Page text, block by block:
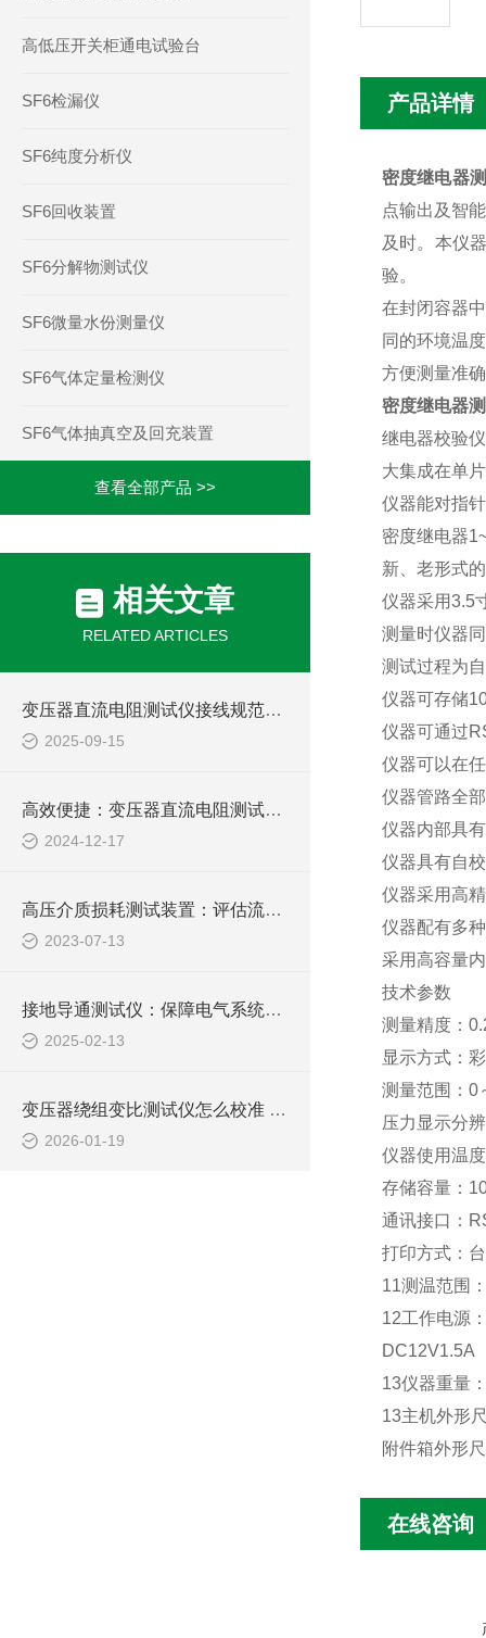
高低压开关柜通电试验台
SF6检漏仪
SF6纯度分析仪
SF6回收装置
SF6分解物测试仪
SF6微量水份测量仪
SF6气体定量检测仪
SF6气体抽真空及回充装置
查看全部产品 >>
相关文章
RELATED ARTICLES
变压器直流电阻测试仪接线规范与常见误差排除方法
2025-09-15
高效便捷：变压器直流电阻测试仪，电力检测的新选择
2024-12-17
高压介质损耗测试装置：评估流体输送过程中的能量损失
2023-07-13
接地导通测试仪：保障电气系统稳定运行的关键工具
2025-02-13
变压器绕组变比测试仪怎么校准 实验室与现场校准方法
2026-01-19
产品详情
密度继电器
点输出及智
及时。本仪
验。
在封闭容器
同的环境温
方便测量准
密度继电器
继电器校验
大集成在单
仪器能对指
密度继电器
新、老形式
仪器采用3.5
测量时仪器
测试过程为
仪器可存储
仪器可通过
仪器可以在
仪器管路全
仪器内部具
仪器具有自
仪器采用高
仪器配有多
采用高容量
技术参数
测量精度：
显示方式：
测量范围： 0
压力显示分
仪器使用温
存储容量：
通讯接口：
打印方式：
11测温范围
12工作电源
DC12V1.5A
13仪器重量
13主机外形
附件箱外形
在线咨询